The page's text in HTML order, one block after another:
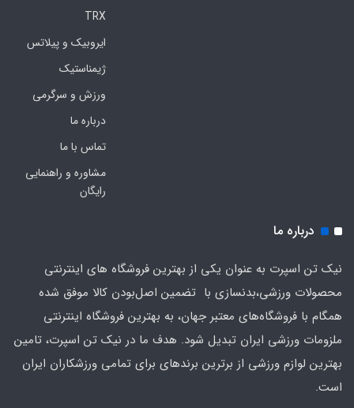
TRX
ایروبیک و پیلاتس
ژیمناستیک
ورزش و سرگرمی
درباره ما
تماس با ما
مشاوره و راهنمایی
رایگان
درباره ما
نیک تن اسپرت به عنوان یکی از بهترین فروشگاه های اینترنتی
محصولات ورزشی،بدنسازی با تضمین اصل‌بودن کالا موفق شده
همگام با فروشگاه‌های معتبر جهان، به بهترین فروشگاه اینترنتی
ملزومات ورزشی ایران تبدیل شود. هدف ما در نیک تن اسپرت، تامین
بهترین لوازم ورزشی از برترین برندهای برای تمامی ورزشکاران ایران
است.